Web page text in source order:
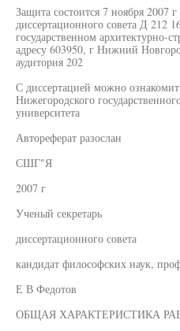
Защита состоится 7 ноября 2007
диссертационного совета Д 212
государственном архитектурно-
адресу 603950, г Нижний
аудитория 202
С диссертацией можно
Нижегородского
университета
Автореферат разослан
СШГ"Я
2007 г
Ученый секретарь
диссертационного совета
кандидат философских наук,
Е В Федотов
ОБЩАЯ ХАРАКТЕРИСТИКА